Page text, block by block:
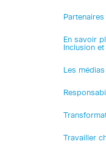
Partenaires
En savoir
Inclusion
Les
Travailler